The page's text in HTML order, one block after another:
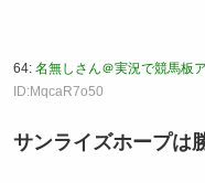
64: 名無しさん＠実況で競馬板
ID:MqcaR7o50
サンライズホープは